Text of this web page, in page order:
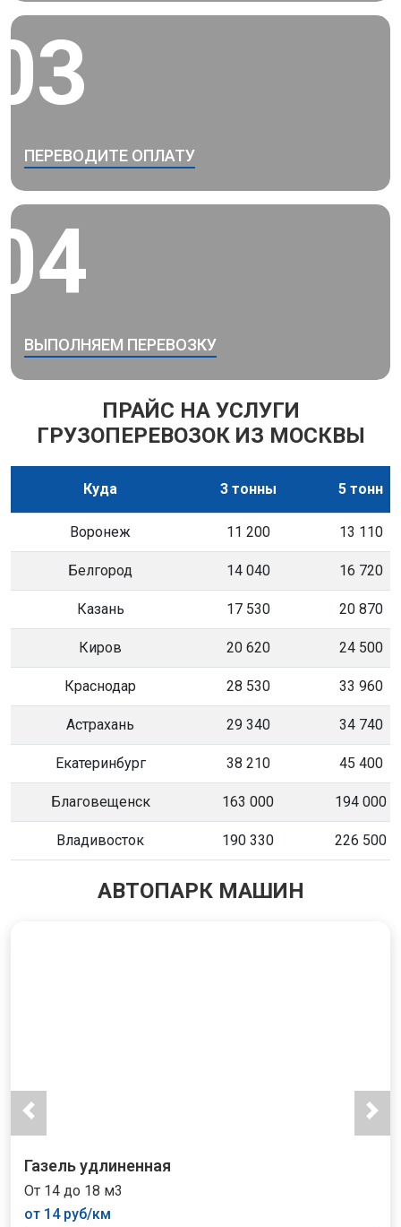
ПЕРЕВОДИТЕ ОПЛАТУ
ВЫПОЛНЯЕМ ПЕРЕВОЗКУ
ПРАЙС НА УСЛУГИ
ГРУЗОПЕРЕВОЗОК ИЗ МОСКВЫ
Куда 3 тонны 5 тонн
Воронеж 11 200 13 110
Белгород 14 040 16 720
Казань 17 530 20 870
Киров 20 620 24 500
Краснодар 28 530 33 960
Астрахань 29 340 34 740
Екатеринбург 38 210 45 400
Благовещенск 163 000 194 000
Владивосток 190 330 226 500
АВТОПАРК МАШИН
Газель удлиненная
От 14 до 18 м3
от 14 руб/км